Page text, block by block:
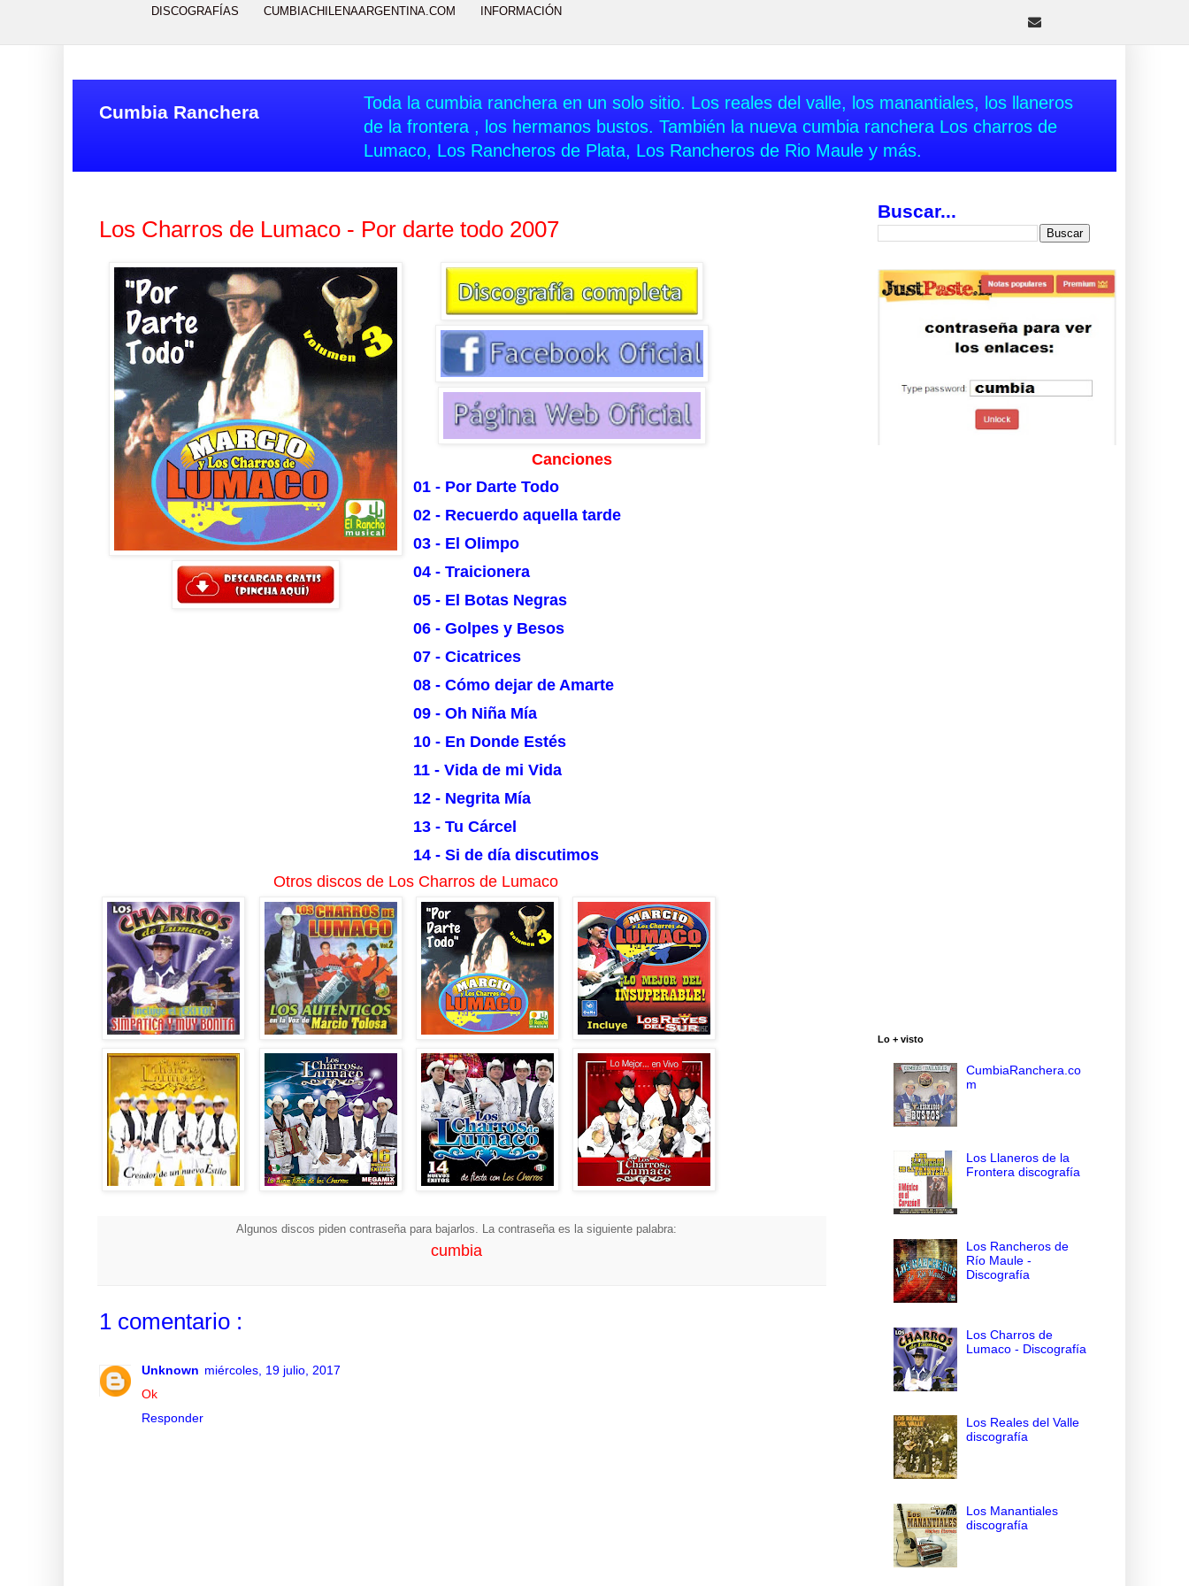
DISCOGRAFÍAS CUMBIACHILENAARGENTINA.COM INFORMACIÓN
Cumbia Ranchera
Toda la cumbia ranchera en un solo sitio. Los reales del valle, los manantiales, los llaneros
de la frontera , los hermanos bustos. También la nueva cumbia ranchera Los charros de
Lumaco, Los Rancheros de Plata, Los Rancheros de Rio Maule y más.
Los Charros de Lumaco - Por darte todo 2007
Canciones
01 - Por Darte Todo
02 - Recuerdo aquella tarde
03 - El Olimpo
04 - Traicionera
05 - El Botas Negras
06 - Golpes y Besos
07 - Cicatrices
08 - Cómo dejar de Amarte
09 - Oh Niña Mía
10 - En Donde Estés
11 - Vida de mi Vida
12 - Negrita Mía
13 - Tu Cárcel
14 - Si de día discutimos
Otros discos de Los Charros de Lumaco
Algunos discos piden contraseña para bajarlos. La contraseña es la siguiente palabra:
cumbia
1 comentario :
Unknown miércoles, 19 julio, 2017
Ok
Responder
Buscar...
Lo + visto
CumbiaRanchera.co
m
Los Llaneros de la
Frontera discografía
Los Rancheros de
Río Maule -
Discografía
Los Charros de
Lumaco - Discografía
Los Reales del Valle
discografía
Los Manantiales
discografía